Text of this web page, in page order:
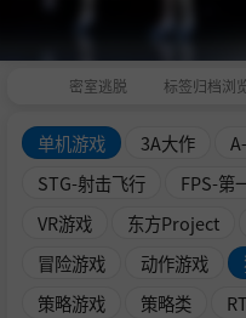
密室逃脱 标签归档浏
单机游戏 3A大作
STG-射击飞行
FPS-第
VR游戏
东方Project
冒险游戏
动作游戏
策略游戏
策略类